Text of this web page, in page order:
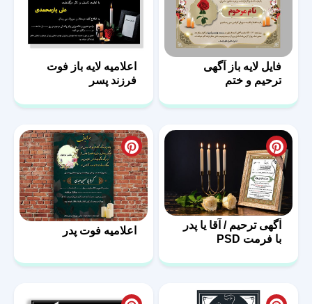
فایل لایه باز آگهی
ترحیم و ختم
اعلامیه لایه باز فوت
فرزند پسر
آگهی ترحیم / آقا یا پدر
با فرمت PSD
اعلامیه فوت پدر